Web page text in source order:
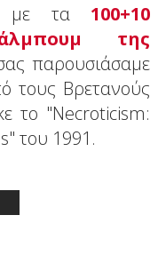
με τα 100+10
της
παρουσιάσαμε
τους Βρετανούς
το "Necroticism:
του 1991.